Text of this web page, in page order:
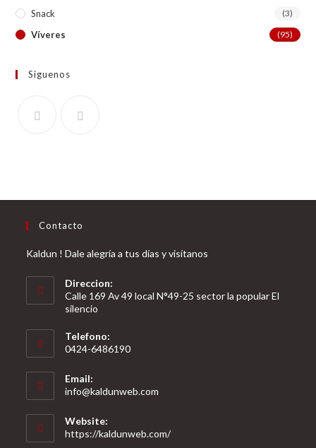
Snack (3)
Víveres (95)
Siguenos
Contacto
Kaldun ! Dale alegría a tus días y visítanos
Direccion:
Calle 169 Av 49 local N°49-25 sector la popular El
silencio
Telefono:
0424-6486190
Email:
info@kaldunweb.com
aplicación
Website:
https://kaldunweb.com/